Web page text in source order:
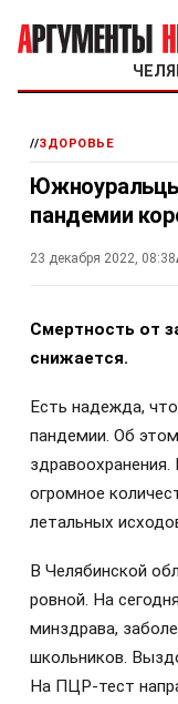
//ЗДОРОВЬЕ
пандемии
23 декабря 2022, 08:38
Смертность от
снижается.
Есть надежда,
пандемии. Об
здравоохранения.
огромное
летальных
В Челябинской
ровной. На
минздрава,
школьников.
На ПЦР-тест